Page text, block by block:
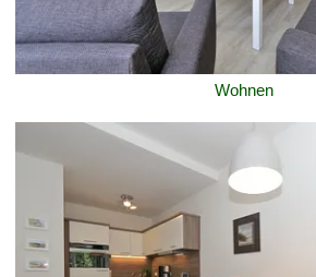
Wohnen